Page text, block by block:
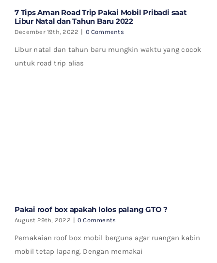
7 Tips Aman Road Trip Pakai Mobil Pribadi saat
Libur Natal dan Tahun Baru 2022
December 19th, 2022 | 0 Comments
Libur natal dan tahun baru mungkin waktu yang cocok
untuk road trip alias
Pakai roof box apakah lolos palang GTO ?
August 29th, 2022 | 0 Comments
Pemakaian roof box mobil berguna agar ruangan kabin
mobil tetap lapang. Dengan memakai